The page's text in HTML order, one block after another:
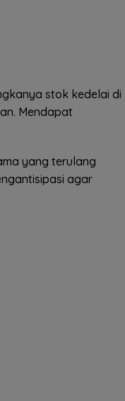
stok kedelai di
Mendapat
yang terulang
agar